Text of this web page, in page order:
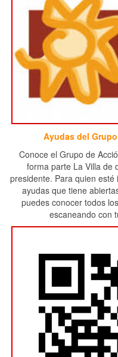
Ayudas del
Conoce el Grupo de
forma parte La Villa de
presidente. Para quien
ayudas que tiene
puedes conocer todos
escaneando con